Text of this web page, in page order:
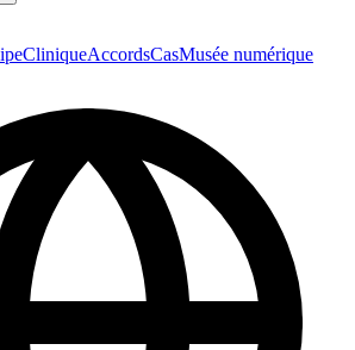
CliniqueAccordsCasMusée numérique